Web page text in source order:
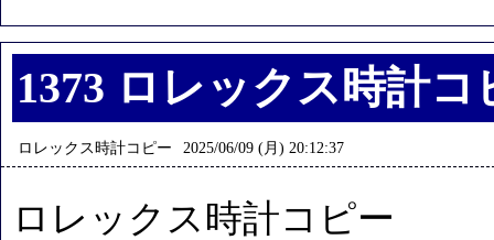
1373 ロレックス時計コ
ロレックス時計コピー 2025/06/09 (月) 20:12:37
ロレックス時計コピー